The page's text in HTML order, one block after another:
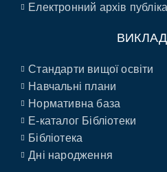
Електронний архів
Стандарти вищої освіти
Навчальні плани
Нормативна база
E-каталог Бібліотеки
Бібліотека
Дні народження